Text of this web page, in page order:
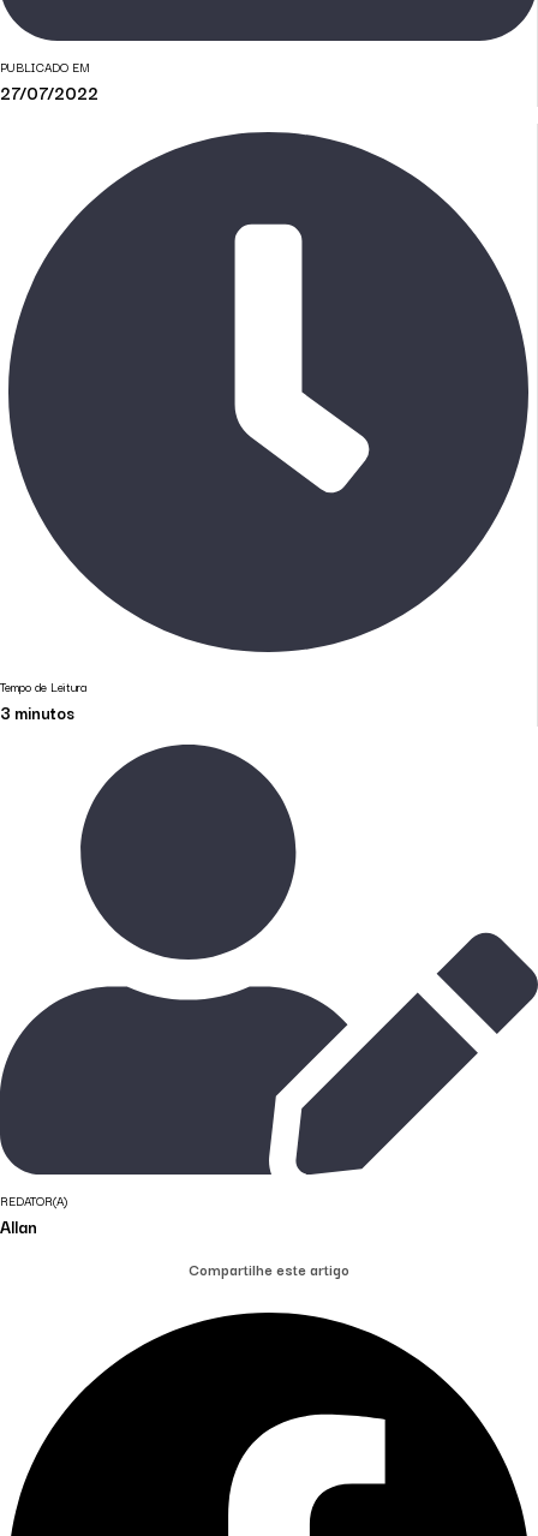
PUBLICADO EM
27/07/2022
Tempo de Leitura
3 minutos
REDATOR(A)
Allan
Compartilhe este artigo